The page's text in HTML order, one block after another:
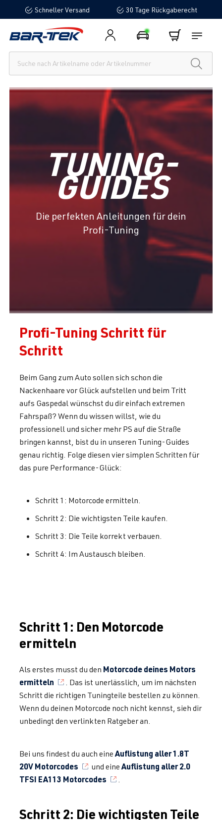
springenSchneller Versand 30 Tage Rückgaberecht
TUNING-
GUIDES
Die perfekten Anleitungen für dein
Profi-Tuning
Profi-Tuning Schritt für
Schritt
Beim Gang zum Auto sollen sich schon die
Nackenhaare vor Glück aufstellen und beim Tritt
aufs Gaspedal wünschst du dir einfach extremen
Fahrspaß? Wenn du wissen willst, wie du
professionell und sicher mehr PS auf die Straße
bringen kannst, bist du in unseren Tuning-Guides
genau richtig. Folge diesen vier simplen Schritten für
das pure Performance-Glück:
Schritt 1: Motorcode ermitteln.
Schritt 2: Die wichtigsten Teile kaufen.
Schritt 3: Die Teile korrekt verbauen.
Schritt 4: Im Austausch bleiben.
Schritt 1: Den Motorcode
ermitteln
Als erstes musst du den Motorcode deines Motors
ermitteln
. Das ist unerlässlich, um im nächsten
Schritt die richtigen Tuningteile bestellen zu können.
Wenn du deinen Motorcode noch nicht kennst, sieh dir
unbedingt den verlinkten Ratgeber an.
Bei uns findest du auch eineAuflistung aller 1.8T
20V Motorcodes
und eineAuflistung aller 2.0
TFSI EA113 Motorcodes
.
Schritt 2: Die wichtigsten Teile